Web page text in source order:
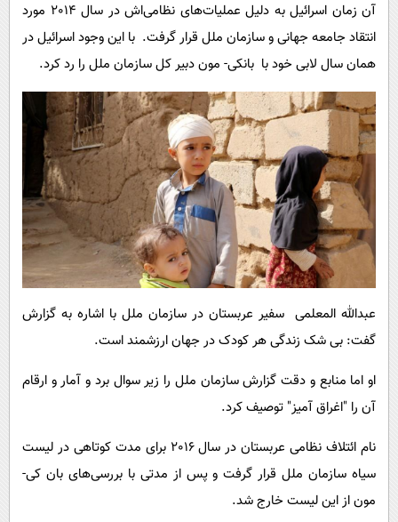
آن زمان اسرائیل به دلیل عملیات‌های نظامی‌اش در سال 2014 مورد
انتقاد جامعه جهانی و سازمان ملل قرار گرفت. با این وجود اسرائیل در
همان سال لابی خود با بانکی- مون دبیر کل سازمان ملل را رد کرد.
عبدالله المعلمی سفیر عربستان در سازمان ملل با اشاره به گزارش
گفت: بی شک زندگی هر کودک در جهان ارزشمند است.
او اما منابع و دقت گزارش سازمان ملل را زیر سوال برد و آمار و ارقام
آن را "اغراق آمیز" توصیف کرد.
نام ائتلاف نظامی عربستان در سال 2016 برای مدت کوتاهی در لیست
سیاه سازمان ملل قرار گرفت و پس از مدتی با بررسی‌های بان کی-
مون از این لیست خارج شد.